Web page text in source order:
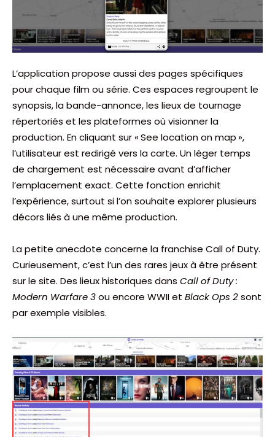
L’application propose aussi des pages spécifiques
pour chaque film ou série. Ces espaces regroupent le
synopsis, la bande-annonce, les lieux de tournage
répertoriés et les plateformes où visionner la
production. En cliquant sur « See location on map »,
l’utilisateur est redirigé vers la carte. Un léger temps
de chargement est nécessaire avant d’afficher
l’emplacement exact. Cette fonction enrichit
l’expérience, surtout si l’on souhaite explorer plusieurs
décors liés à une même production.
La petite anecdote concerne la franchise Call of Duty.
Curieusement, c’est l’un des rares jeux à être présent
sur le site. Des lieux historiques dans Call of Duty :
Modern Warfare 3ou encore WWII et Black Ops 2sont
par exemple visibles.